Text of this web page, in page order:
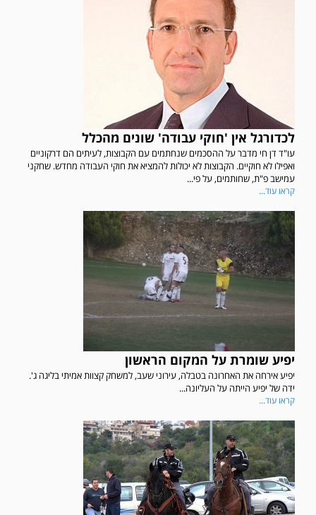
לכדורגל אין 'חוקי עבודה' שונים מהכלל
עו"ד דן חי מדבר על ההסכמים שנחתמים עם הקבוצות, לעיתים הם דרקוניים
ואפילו לא חוקיים. הקבוצות לא יכולות להמציא את חוקי העבודה מחדש. שחקני
עמישב פ"ת, שחותמים, על פי...
קראו עוד...
יפיע שומרת על המקום הראשון
יפיע אירחה את האחרונה בטבלה, עירוני שעב, למשחק קצוות אמיתי בליגה ג'.
ידה של יפיע הייתה על העליונה...
קראו עוד...